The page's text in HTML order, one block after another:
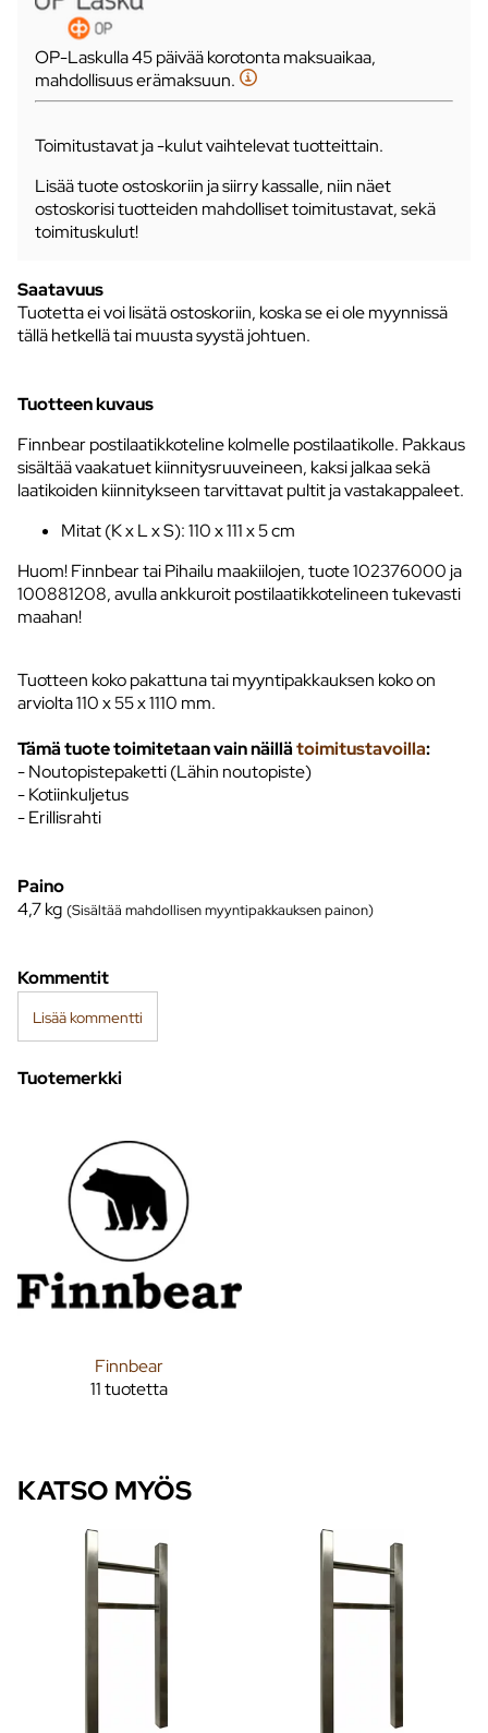
OP-Laskulla 45 päivää korotonta maksuaikaa,
mahdollisuus erämaksuun.
Toimitustavat ja -kulut vaihtelevat tuotteittain.
Lisää tuote ostoskoriin ja siirry kassalle, niin näet
ostoskorisi tuotteiden mahdolliset toimitustavat, sekä
toimituskulut!
Saatavuus
Tuotetta ei voi lisätä ostoskoriin, koska se ei ole myynnissä
tällä hetkellä tai muusta syystä johtuen.
Tuotteen kuvaus
Finnbear postilaatikkoteline kolmelle postilaatikolle. Pakkaus
sisältää vaakatuet kiinnitysruuveineen, kaksi jalkaa sekä
laatikoiden kiinnitykseen tarvittavat pultit ja vastakappaleet.
Mitat (K x L x S): 110 x 111 x 5 cm
Huom! Finnbear tai Pihailu maakiilojen, tuote 102376000 ja
100881208, avulla ankkuroit postilaatikkotelineen tukevasti
maahan!
Tuotteen koko pakattuna tai myyntipakkauksen koko on
arviolta 110 x 55 x 1110 mm.
Tämä tuote toimitetaan vain näillätoimitustavoilla:
- Noutopistepaketti (Lähin noutopiste)
- Kotiinkuljetus
- Erillisrahti
Paino
4,7kg (Sisältää mahdollisen myyntipakkauksen painon)
Kommentit
Lisää kommentti
Tuotemerkki
Finnbear
11 tuotetta
KATSO MYÖS